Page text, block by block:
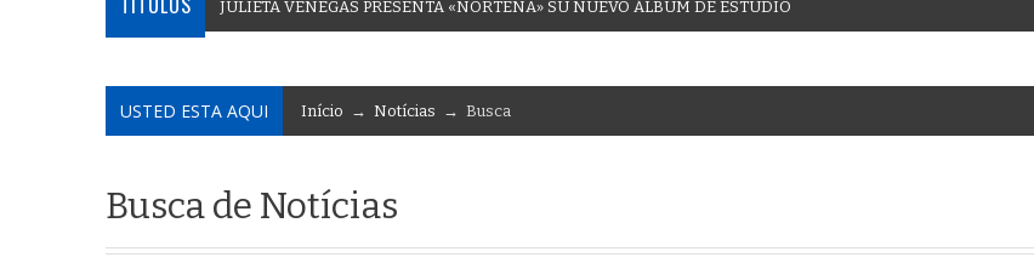
JULIETA VENEGAS PRESENTA «NORTEÑA» SU NUEVO ÁLBUM DE ESTUDIO
USTED ESTA AQUI Início → Notícias → Busca
Busca de Notícias